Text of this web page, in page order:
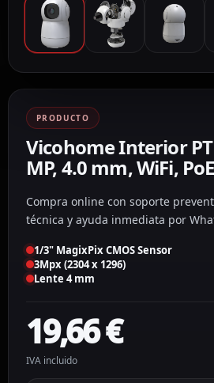
PRODUCTO
Vicohome Interior
MP, 4.0 mm, WiFi,
Compra online con soporte
técnica y ayuda inmediata por
1/3" MagixPix CMOS Sensor
3Mpx (2304 x 1296)
Lente 4 mm
19,66€
IVA incluido